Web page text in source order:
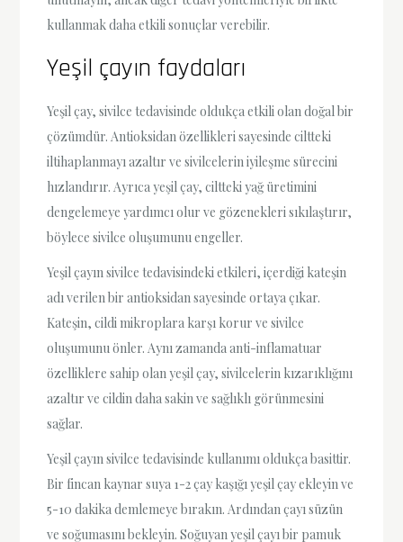
kullanmak daha etkili sonuçlar verebilir.
Yeşil çayın faydaları
Yeşil çay, sivilce tedavisinde oldukça etkili olan doğal bir
çözümdür. Antioksidan özellikleri sayesinde ciltteki
iltihaplanmayı azaltır ve sivilcelerin iyileşme sürecini
hızlandırır. Ayrıca yeşil çay, ciltteki yağ üretimini
dengelemeye yardımcı olur ve gözenekleri sıkılaştırır,
böylece sivilce oluşumunu engeller.
Yeşil çayın sivilce tedavisindeki etkileri, içerdiği kateşin
adı verilen bir antioksidan sayesinde ortaya çıkar.
Kateşin, cildi mikroplara karşı korur ve sivilce
oluşumunu önler. Aynı zamanda anti-inflamatuar
özelliklere sahip olan yeşil çay, sivilcelerin kızarıklığını
azaltır ve cildin daha sakin ve sağlıklı görünmesini
sağlar.
Yeşil çayın sivilce tedavisinde kullanımı oldukça basittir.
Bir fincan kaynar suya 1-2 çay kaşığı yeşil çay ekleyin ve
5-10 dakika demlemeye bırakın. Ardından çayı süzün
ve soğumasını bekleyin. Soğuyan yeşil çayı bir pamuk